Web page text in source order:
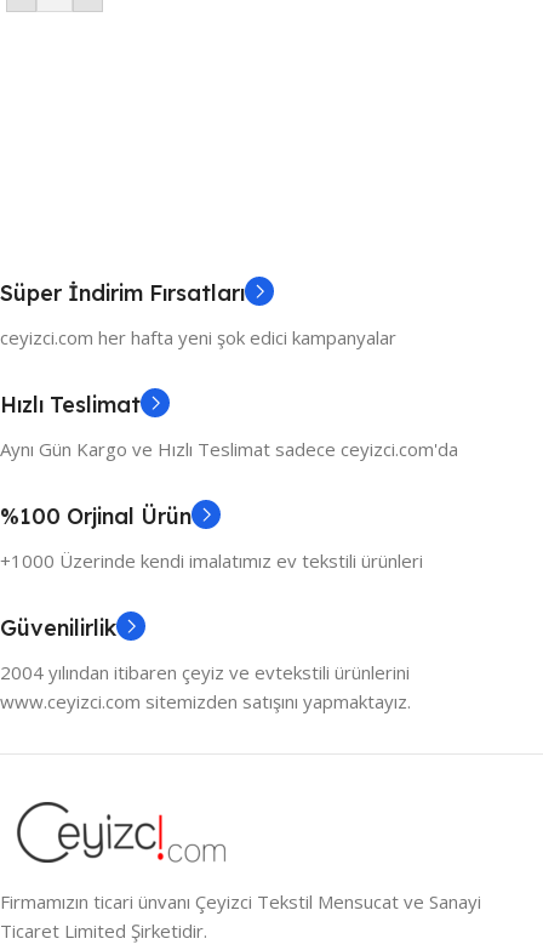
Süper İndirim Fırsatları
ceyizci.com her hafta yeni şok edici kampanyalar
Hızlı Teslimat
Aynı Gün Kargo ve Hızlı Teslimat sadece ceyizci.com'da
%100 Orjinal Ürün
+1000 Üzerinde kendi imalatımız ev tekstili ürünleri
Güvenilirlik
2004 yılından itibaren çeyiz ve evtekstili ürünlerini
www.ceyizci.com sitemizden satışını yapmaktayız.
Firmamızın ticari ünvanı Çeyizci Tekstil Mensucat ve Sanayi
Ticaret Limited Şirketidir.